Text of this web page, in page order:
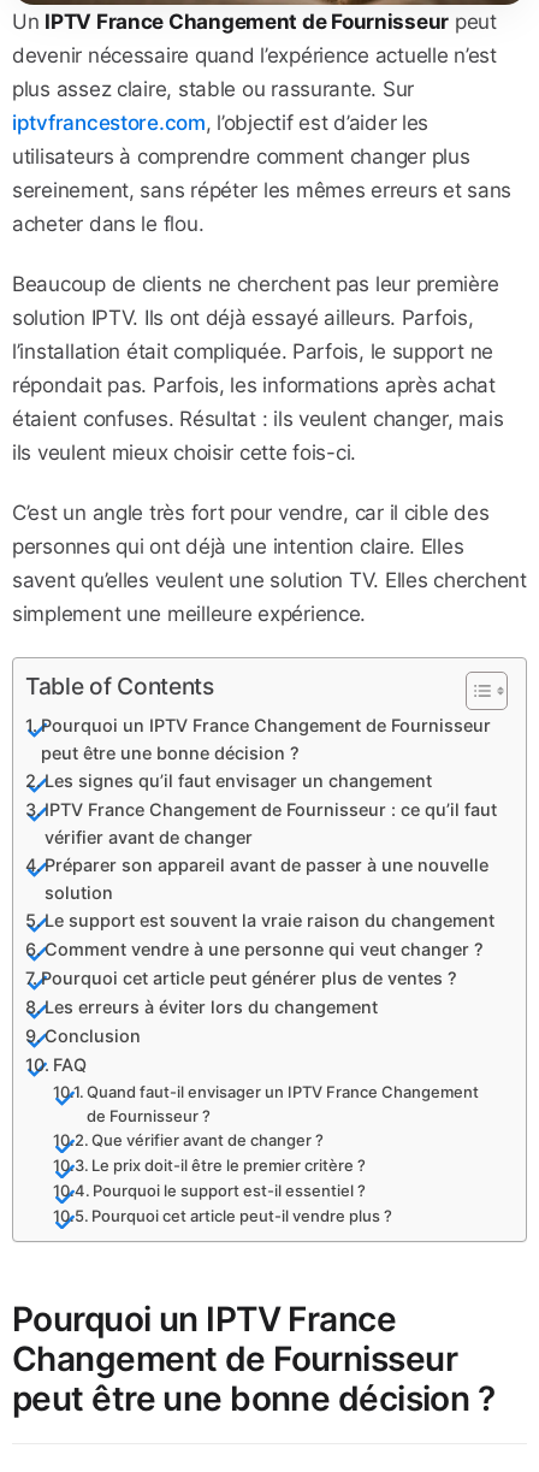
Un IPTV France Changement de Fournisseur peut
devenir nécessaire quand l’expérience actuelle n’est
plus assez claire, stable ou rassurante. Sur
iptvfrancestore.com, l’objectif est d’aider les
utilisateurs à comprendre comment changer plus
sereinement, sans répéter les mêmes erreurs et sans
acheter dans le flou.
Beaucoup de clients ne cherchent pas leur première
solution IPTV. Ils ont déjà essayé ailleurs. Parfois,
l’installation était compliquée. Parfois, le support ne
répondait pas. Parfois, les informations après achat
étaient confuses. Résultat : ils veulent changer, mais
ils veulent mieux choisir cette fois-ci.
C’est un angle très fort pour vendre, car il cible des
personnes qui ont déjà une intention claire. Elles
savent qu’elles veulent une solution TV. Elles cherchent
simplement une meilleure expérience.
Table of Contents
Pourquoi un IPTV France Changement de Fournisseur
peut être une bonne décision ?
Les signes qu’il faut envisager un changement
IPTV France Changement de Fournisseur : ce qu’il faut
vérifier avant de changer
Préparer son appareil avant de passer à une nouvelle
solution
Le support est souvent la vraie raison du changement
Comment vendre à une personne qui veut changer ?
Pourquoi cet article peut générer plus de ventes ?
Les erreurs à éviter lors du changement
Conclusion
FAQ
Quand faut-il envisager un IPTV France Changement
de Fournisseur ?
Que vérifier avant de changer ?
Le prix doit-il être le premier critère ?
Pourquoi le support est-il essentiel ?
Pourquoi cet article peut-il vendre plus ?
Pourquoi un IPTV France
Changement de Fournisseur
peut être une bonne décision ?